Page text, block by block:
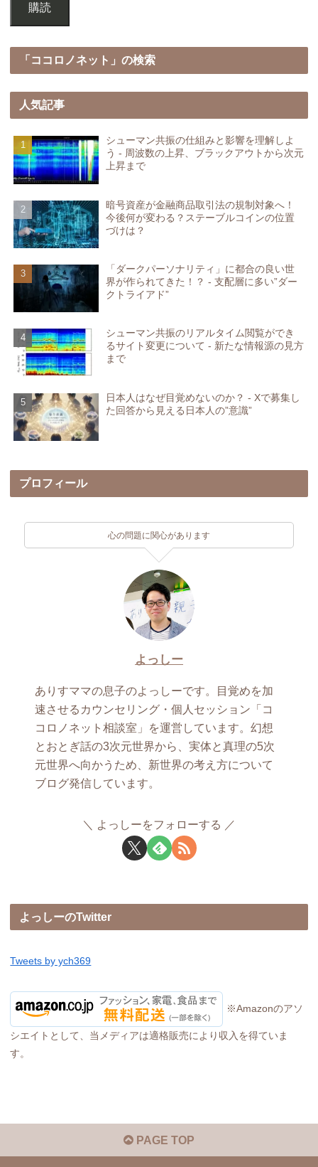
購読
「ココロノネット」の検索
人気記事
シューマン共振の仕組みと影響を理解しよ
う - 周波数の上昇、ブラックアウトから次元
上昇まで
暗号資産が金融商品取引法の規制対象へ！
今後何が変わる？ステーブルコインの位置
づけは？
「ダークパーソナリティ」に都合の良い世
界が作られてきた！？ - 支配層に多い”ダー
クトライアド”
シューマン共振のリアルタイム閲覧ができ
るサイト変更について - 新たな情報源の見方
まで
日本人はなぜ目覚めないのか？ - Xで募集し
た回答から見える日本人の”意識”
プロフィール
心の問題に関心があります
よっしー
ありすママの息子のよっしーです。目覚めを加
速させるカウンセリング・個人セッション「コ
コロノネット相談室」を運営しています。幻想
とおとぎ話の3次元世界から、実体と真理の5次
元世界へ向かうため、新世界の考え方について
ブログ発信しています。
よっしーをフォローする
よっしーのTwitter
Tweets by ych369
※Amazonのアソ
シエイトとして、当メディアは適格販売により収入を得ていま
す。
PAGE TOP